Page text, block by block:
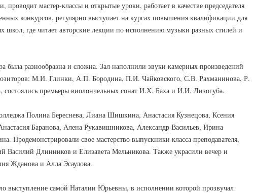
мастер-классы и открытые уроки, работает в качестве председателя
конкурсов, регулярно выступает на курсах повышения квалификации для
школ, где читает авторские лекции по исполнению музыки разных стилей и
была разнообразна и сложна. Зал наполнили звуки камерных произведений
М.И. Глинки, А.П. Бородина, П.И. Чайковского, С.В. Рахманинова, Р.
премьеры виолончельных сонат И.Х. Баха и И.И. Лизогуба.
Полина Береснева, Лиана Шишкина, Анастасия Кузнецова, Ксения
Баранова, Алена Рукавишникова, Александр Васильев, Ирина
Продемонстрировали свое мастерство выпускники класса преподавателя,
Василий Длинников и Елизавета Мельникова. Также украсили вечер и
Жданова и Алла Эсаулова.
выступление самой Наталии Юрьевны, в исполнении которой прозвучал